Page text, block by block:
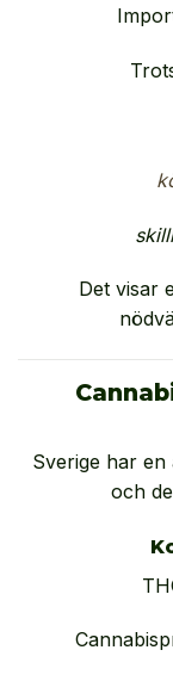
Det visar
Sverige har
och